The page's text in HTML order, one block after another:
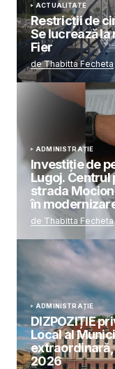
ACTUALITATE
Restricții de
Se lucrează la
Fier
de Thabitta Fecheta
ADMINISTRAȚIE
Investiție de
Lugoj. Centrul
strada
în
de Thabitta Fecheta
ADMINISTRAȚIE
DIZPOZIȚIE
Local al
extraordinară,
2026